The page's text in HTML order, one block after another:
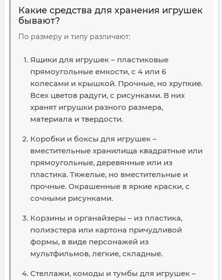
Какие средства для хранения игрушек
бывают?
По размеру и типу различают:
Ящики для игрушек – пластиковые
прямоугольные емкости, с 4 или 6
колесами и крышкой. Прочные, но хрупкие.
Всех цветов радуги, с рисунками. В них
хранят игрушки разного размера,
материала и твердости.
Коробки и боксы для игрушек –
вместительные хранилища квадратные или
прямоугольные, деревянные или из
пластика. Тяжелые, но вместительные и
прочные. Окрашенные в яркие краски, с
сочными рисунками.
Корзины и органайзеры – из пластика,
полиэстера или картона причудливой
формы, в виде персонажей из
мультфильмов, легкие, складные.
Стеллажи, комоды и тумбы для игрушек –